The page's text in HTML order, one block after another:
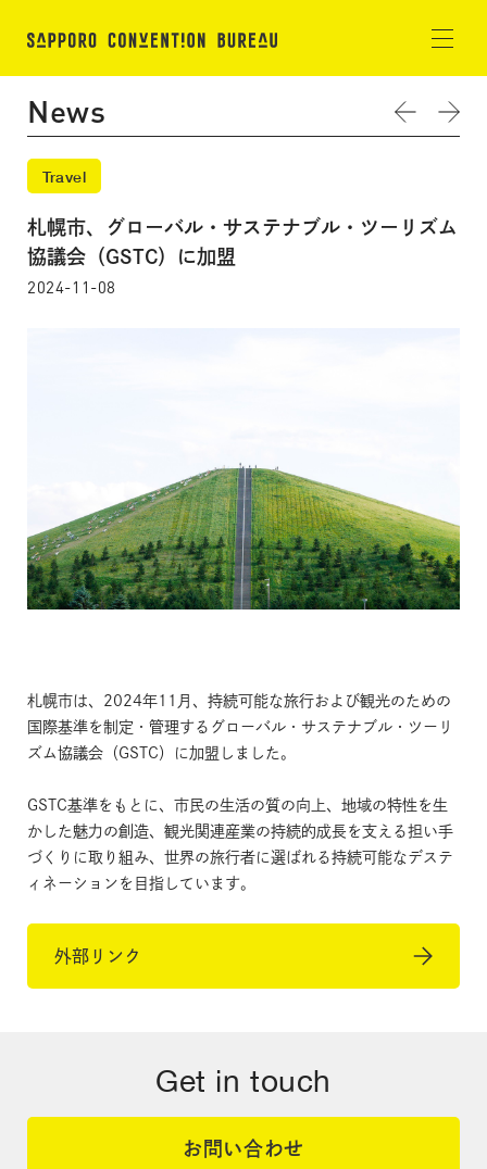
News
Travel
札幌市、グローバル・サステナブル・ツーリズム
協議会（GSTC）に加盟
2024-11-08
札幌市は、2024年11月、持続可能な旅行および観光のための
国際基準を制定・管理するグローバル・サステナブル・ツーリ
ズム協議会（GSTC）に加盟しました。
GSTC基準をもとに、市民の生活の質の向上、地域の特性を生
かした魅力の創造、観光関連産業の持続的成長を支える担い手
づくりに取り組み、世界の旅行者に選ばれる持続可能なデステ
ィネーションを目指しています。
外部リンク
Get in touch
お問い合わせ